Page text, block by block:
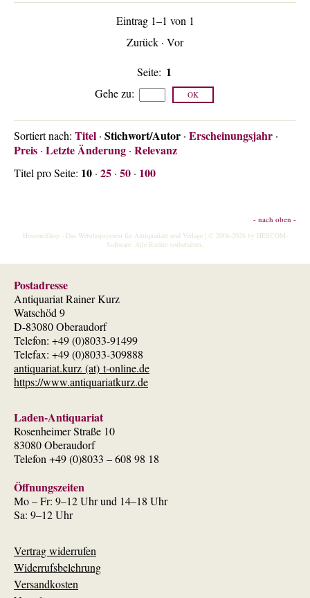
Datenschutz
Eintrag 1–1 von 1
Zurück · Vor
Seite: 1
Gehe zu:
Sortiert nach: Titel · Stichwort/Autor · Erscheinungsjahr ·
Preis · Letzte Änderung · Relevanz
Titel pro Seite: 10 · 25 · 50 · 100
- nach oben -
HescomShop- Das Webshopsystem für Antiquariate und Verlage | © 2006-2026 by HESCOM-
Software. Alle Rechte vorbehalten.
Postadresse
Antiquariat Rainer Kurz
Watschöd 9
D-83080 Oberaudorf
Telefon: +49 (0)8033-91499
Telefax: +49 (0)8033-309888
antiquariat.kurz (at) t-online.de
https://www.antiquariatkurz.de
Laden-Antiquariat
Rosenheimer Straße 10
83080 Oberaudorf
Telefon +49 (0)8033 – 608 98 18
Öffnungszeiten
Mo – Fr: 9–12 Uhr und 14–18 Uhr
Sa: 9–12 Uhr
Vertrag widerrufen
Widerrufsbelehrung
Versandkosten